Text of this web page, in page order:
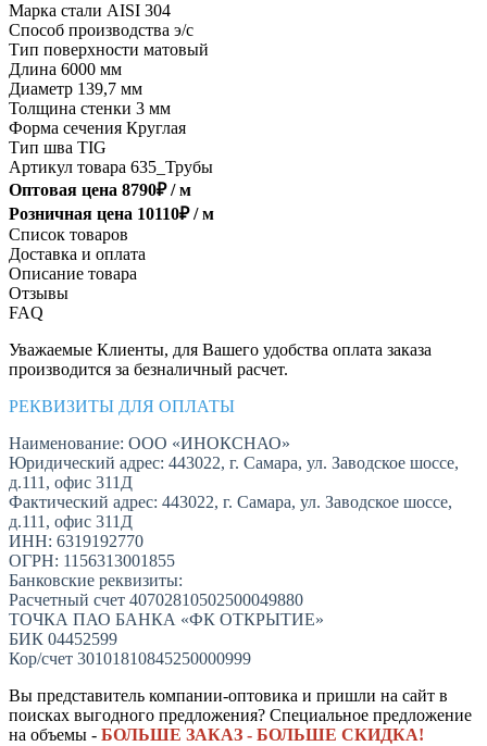
Марка стали AISI 304
Способ производства э/с
Тип поверхности матовый
Длина 6000 мм
Диаметр 139,7 мм
Толщина стенки 3 мм
Форма сечения Круглая
Тип шва TIG
Артикул товара 635_Трубы
Оптовая цена 8790₽ /м
Розничная цена 10110₽ /м
Список товаров
Доставка и оплата
Описание товара
Отзывы
FAQ
Уважаемые Клиенты, для Вашего удобства оплата заказа
производится за безналичный расчет.
РЕКВИЗИТЫ ДЛЯ ОПЛАТЫ
Наименование: ООО «ИНОКСНАО»
Юридический адрес: 443022, г. Самара, ул. Заводское шоссе,
д.111, офис 311Д
Фактический адрес: 443022, г. Самара, ул. Заводское шоссе,
д.111, офис 311Д
ИНН: 6319192770
ОГРН: 1156313001855
Банковские реквизиты:
Расчетный счет 40702810502500049880
ТОЧКА ПАО БАНКА «ФК ОТКРЫТИЕ»
БИК 04452599
Кор/счет 30101810845250000999
Вы представитель компании-оптовика и пришли на сайт в
поисках выгодного предложения? Специальное предложение
на объемы - БОЛЬШЕ ЗАКАЗ - БОЛЬШЕ СКИДКА!